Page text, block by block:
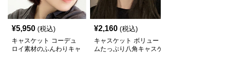
¥5,950 (税込)
キャスケット コーデュ
ロイ素材のふんわりキャ
¥2,160 (税込)
キャスケット ボリュー
ムたっぷり八角キャスケ